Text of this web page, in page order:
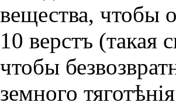
вещества, чтобы
10 верстъ (такая
чтобы
земного